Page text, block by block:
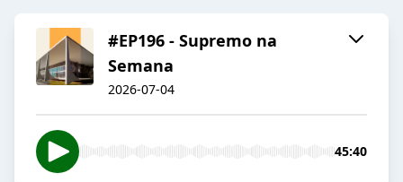
#EP196 - Supremo na
Semana
2026-07-04
45:40